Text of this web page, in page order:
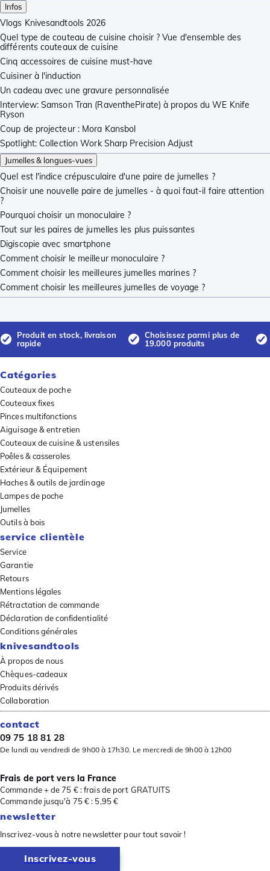
Infos
Vlogs Knivesandtools 2026
Quel type de couteau de cuisine choisir ? Vue d'ensemble des
différents couteaux de cuisine
Cinq accessoires de cuisine must-have
Cuisiner à l'induction
Un cadeau avec une gravure personnalisée
Interview: Samson Tran (RaventhePirate) à propos du WE Knife
Ryson
Coup de projecteur : Mora Kansbol
Spotlight: Collection Work Sharp Precision Adjust
Jumelles & longues-vues
Quel est l'indice crépusculaire d'une paire de jumelles ?
Choisir une nouvelle paire de jumelles - à quoi faut-il faire attention
?
Pourquoi choisir un monoculaire ?
Tout sur les paires de jumelles les plus puissantes
Digiscopie avec smartphone
Comment choisir le meilleur monoculaire ?
Comment choisir les meilleures jumelles marines ?
Comment choisir les meilleures jumelles de voyage ?
Produit en stock, livraison
rapide
Choisissez parmi plus de
19.000 produits
Catégories
Couteaux de poche
Couteaux fixes
Pinces multifonctions
Aiguisage & entretien
Couteaux de cuisine & ustensiles
Poêles & casseroles
Extérieur & Équipement
Haches & outils de jardinage
Lampes de poche
Jumelles
Outils à bois
service clientèle
Service
Garantie
Retours
Mentions légales
Rétractation de commande
Déclaration de confidentialité
Conditions générales
knivesandtools
À propos de nous
Chèques-cadeaux
Produits dérivés
Collaboration
contact
09 75 18 81 28
De lundi au vendredi de 9h00 à 17h30. Le mercredi de 9h00 à 12h00
Frais de port vers la France
Commande + de 75 € : frais de port GRATUITS
Commande jusqu'à 75 € : 5,95 €
newsletter
Inscrivez-vous à notre newsletter pour tout savoir !
Inscrivez-vous